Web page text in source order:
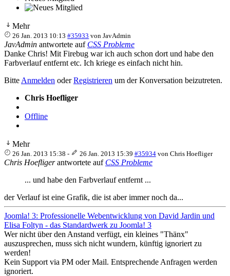
Mehr
26 Jan. 2013 10:13 #35933 vonJavAdmin
JavAdmin antwortete auf CSS Probleme
Danke Chris! Mit Firebug war ich auch schon dort und habe den
Farbverlauf entfernt etc. Ich kriege es einfach nicht hin.
Bitte Anmelden oderRegistrieren um der Konversation beizutreten.
Chris Hoefliger
Offline
Mehr
26 Jan. 2013 15:38 - 26 Jan. 2013 15:39 #35934 von Chris Hoefliger
Chris Hoefligerantwortete auf CSS Probleme
... und habe den Farbverlauf entfernt ...
der Verlauf ist eine Grafik, die ist aber immer noch da...
Joomla! 3: Professionelle Webentwicklung von David Jardin und
Elisa Foltyn - das Standardwerk zu Joomla! 3
Wer nicht über den Anstand verfügt, ein kleines "Thänx"
auszusprechen, muss sich nicht wundern, künftig ignoriert zu
werden!
Kein Support via PM oder Mail. Entsprechende Anfragen werden
ignoriert.